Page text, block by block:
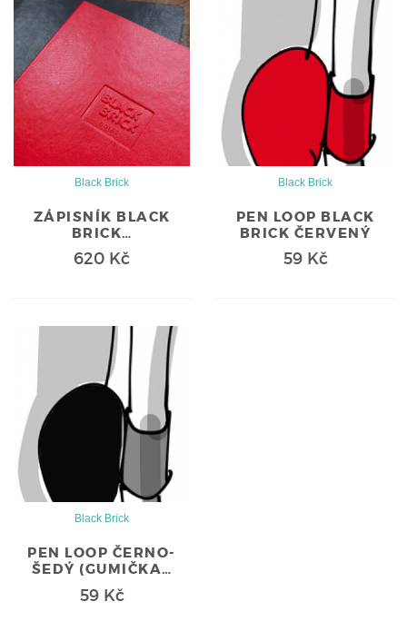
Black Brick
ZÁPISNÍK BLACK
BRICK…
620 Kč
Black Brick
PEN LOOP BLACK
BRICK ČERVENÝ
59 Kč
Black Brick
PEN LOOP ČERNO-
ŠEDÝ (GUMIČKA…
59 Kč